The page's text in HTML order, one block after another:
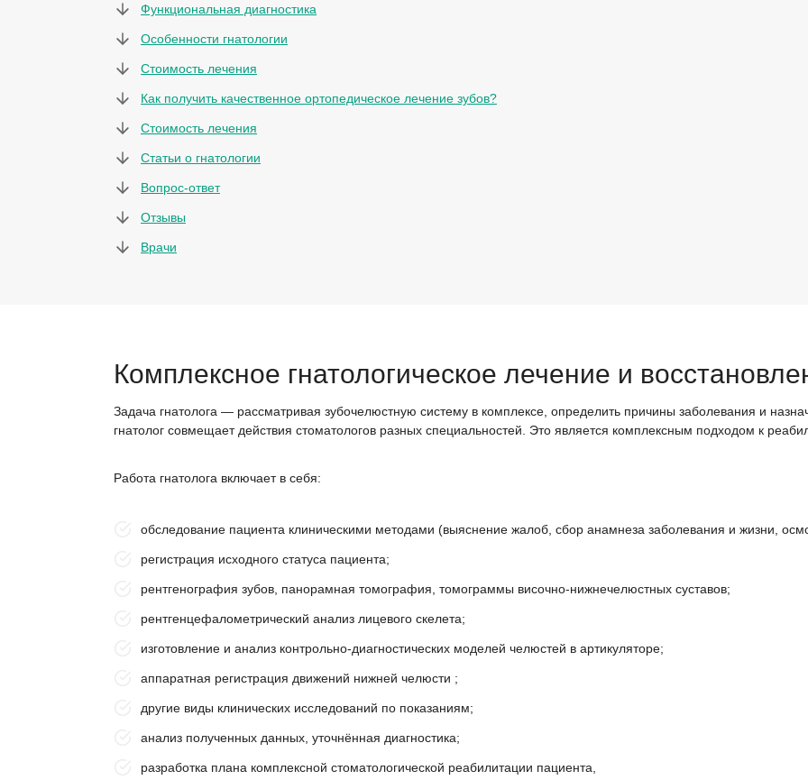
Функциональная диагностика
Особенности гнатологии
Стоимость лечения
Как получить качественное ортопедическое лечение зубов?
Стоимость лечения
Статьи о гнатологии
Вопрос-ответ
Отзывы
Врачи
Комплексное гнатологическое лечение и
Задача гнатолога — рассматривая зубочелюстную систему в комплексе, определить причины заболевания и
гнатолог совмещает действия стоматологов разных специальностей. Это является комплексным подходом к
Работа гнатолога включает в себя:
обследование пациента клиническими методами (выяснение жалоб, сбор анамнеза заболевания и жизни,
регистрация исходного статуса пациента;
рентгенография зубов, панорамная томография, томограммы височно-нижнечелюстных суставов;
рентгенцефалометрический анализ лицевого скелета;
изготовление и анализ контрольно-диагностических моделей челюстей в артикуляторе;
аппаратная регистрация движений нижней челюсти ;
другие виды клинических исследований по показаниям;
анализ полученных данных, уточнённая диагностика;
разработка плана комплексной стоматологической реабилитации пациента,